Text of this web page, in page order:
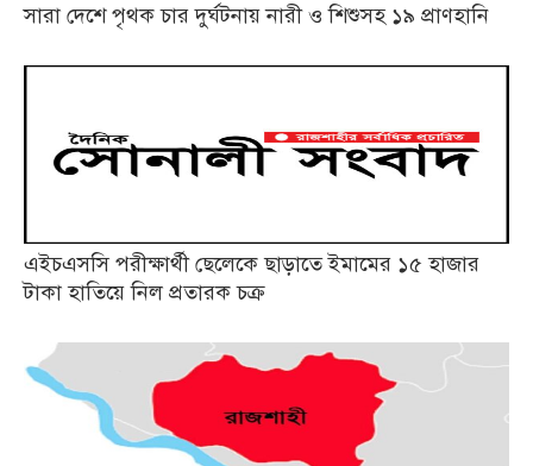
সারা দেশে পৃথক চার দুর্ঘটনায় নারী ও শিশুসহ ১৯ প্রাণহানি
এইচএসসি পরীক্ষার্থী ছেলেকে ছাড়াতে ইমামের ১৫ হাজার
টাকা হাতিয়ে নিল প্রতারক চক্র